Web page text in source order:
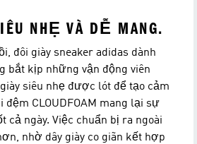
NHẸ VÀ DỄ MANG.
đôi giày sneaker adidas dành
bắt kịp những vận động viên
siêu nhẹ được lót để tạo cảm
CLOUDFOAM mang lại sự
cả ngày. Việc chuẩn bị ra ngoài
nhờ dây giày co giãn kết hợp